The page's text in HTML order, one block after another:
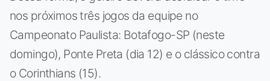
nos próximos três jogos da equipe no
Campeonato Paulista: Botafogo-SP (neste
domingo), Ponte Preta (dia 12) e o clássico contra
o Corinthians (15).